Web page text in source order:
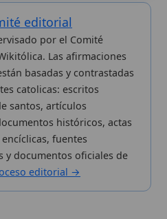
del patrimonio doctrinal,
Parte de la red formativa
yCustodio Animae. Con
CC BY-SA(texto). Editado en
Categorias
Más visitados
Nuevas entradas
Cambios recientes
Aplicaciones
Kit de Prensa
Widgets para tu web
EN